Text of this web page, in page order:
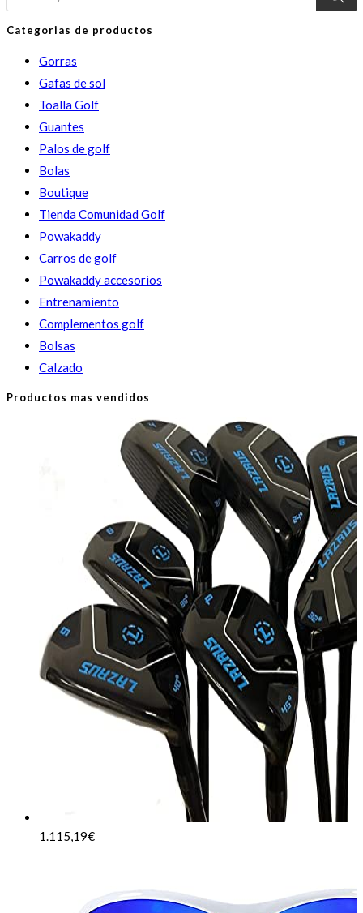
productos
Categorias de productos
Gorras
Gafas de sol
Toalla Golf
Guantes
Palos de golf
Bolas
Boutique
Tienda Comunidad Golf
Powakaddy
Carros de golf
Powakaddy accesorios
Entrenamiento
Complementos golf
Bolsas
Calzado
Productos mas vendidos
1.115,19€